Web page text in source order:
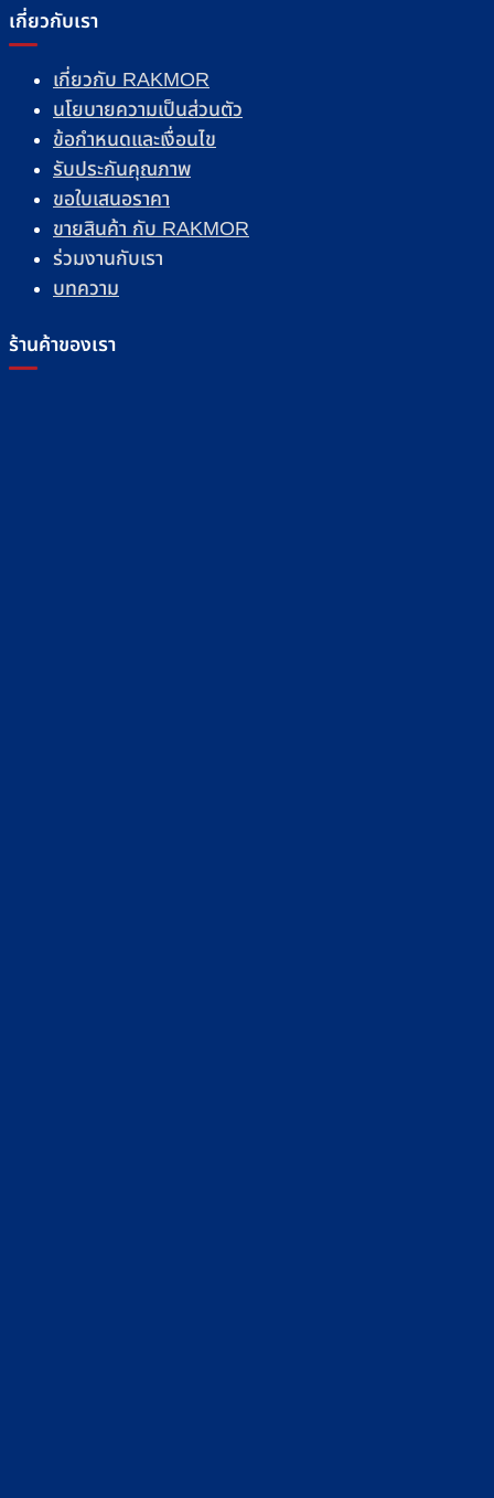
เกี่ยวกับเรา
เกี่ยวกับ RAKMOR
นโยบายความเป็นส่วนตัว
ข้อกำหนดและเงื่อนไข
รับประกันคุณภาพ
ขอใบเสนอราคา
ขายสินค้า กับ RAKMOR
ร่วมงานกับเรา
บทความ
ร้านค้าของเรา